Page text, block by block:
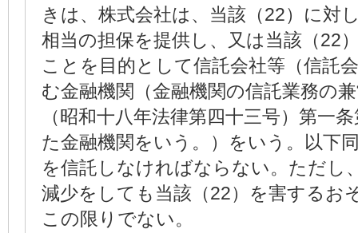
きは、株式会社は、当該（22）に対
相当の担保を提供し、又は当該（22
ことを目的として信託会社等（信託
む金融機関（金融機関の信託業務の
（昭和十八年法律第四十三号）第一
た金融機関をいう。）をいう。以下
を信託しなければならない。ただし
減少をしても当該（22）を害するお
この限りでない。